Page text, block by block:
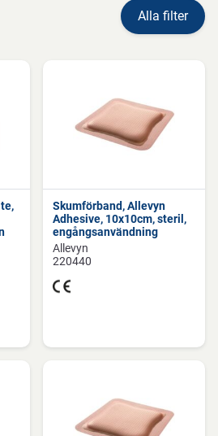
Alla filter
Skumförband, Allevyn
Adhesive, 10x10cm, steril,
engångsanvändning
Allevyn
220440